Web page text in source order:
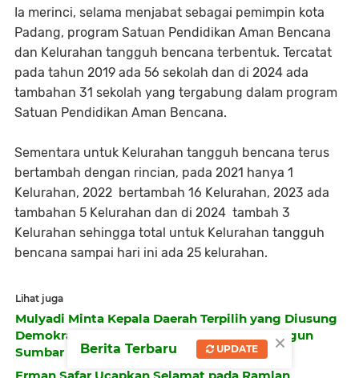
Ia merinci, selama menjabat sebagai pemimpin kota
Padang, program Satuan Pendidikan Aman Bencana
dan Kelurahan tangguh bencana terbentuk. Tercatat
pada tahun 2019 ada 56 sekolah dan di 2024 ada
tambahan 31 sekolah yang tergabung dalam program
Satuan Pendidikan Aman Bencana.
Sementara untuk Kelurahan tangguh bencana terus
bertambah dengan rincian, pada 2021 hanya 1
Kelurahan, 2022 bertambah 16 Kelurahan, ⁠2023 ada
tambahan 5 Kelurahan dan di 2024 tambah 3
Kelurahan sehingga total untuk Kelurahan tangguh
bencana sampai hari ini ada 25 kelurahan.
Lihat juga
Mulyadi Minta Kepala Daerah Terpilih yang Diusung
Demokrat Harus Komitmen Kerja Keras Bangun
Sumbar
×
Berita Terbaru UPDATE